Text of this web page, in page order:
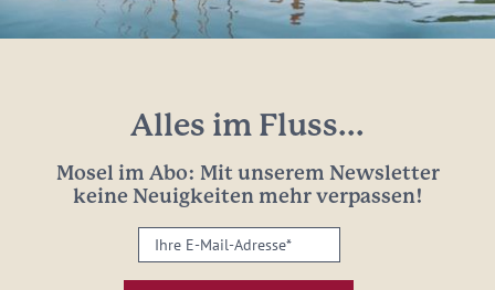
Alles im Fluss...
Mosel im Abo: Mit unserem Newsletter
keine Neuigkeiten mehr verpassen!
Ihre
E-
Mail-